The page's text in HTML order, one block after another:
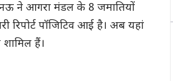
ने आगरा मंडल के 8 जमातियों
रिपोर्ट पॉजिटिव आई है। अब यहां
हैं।